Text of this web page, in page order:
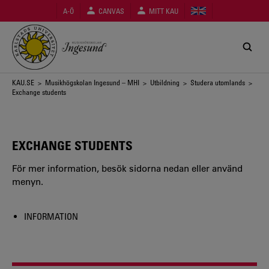
huvudinnehåll
A-Ö CANVAS MITT KAU
Länkstig
KAU.SE > Musikhögskolan Ingesund – MHI > Utbildning > Studera utomlands >
Exchange students
EXCHANGE STUDENTS
För mer information, besök sidorna nedan eller använd
menyn.
INFORMATION